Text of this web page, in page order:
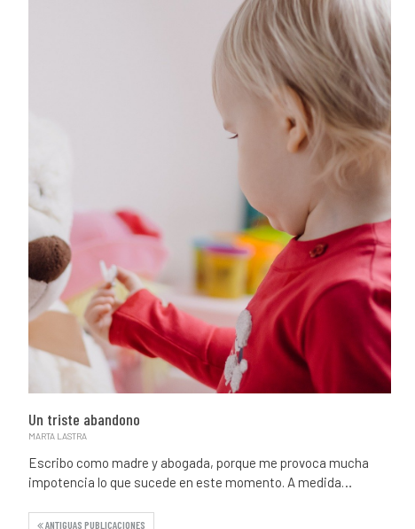
Un triste abandono
MARTA LASTRA
Escribo como madre y abogada, porque me provoca mucha
impotencia lo que sucede en este momento. A medida…
ANTIGUAS PUBLICACIONES